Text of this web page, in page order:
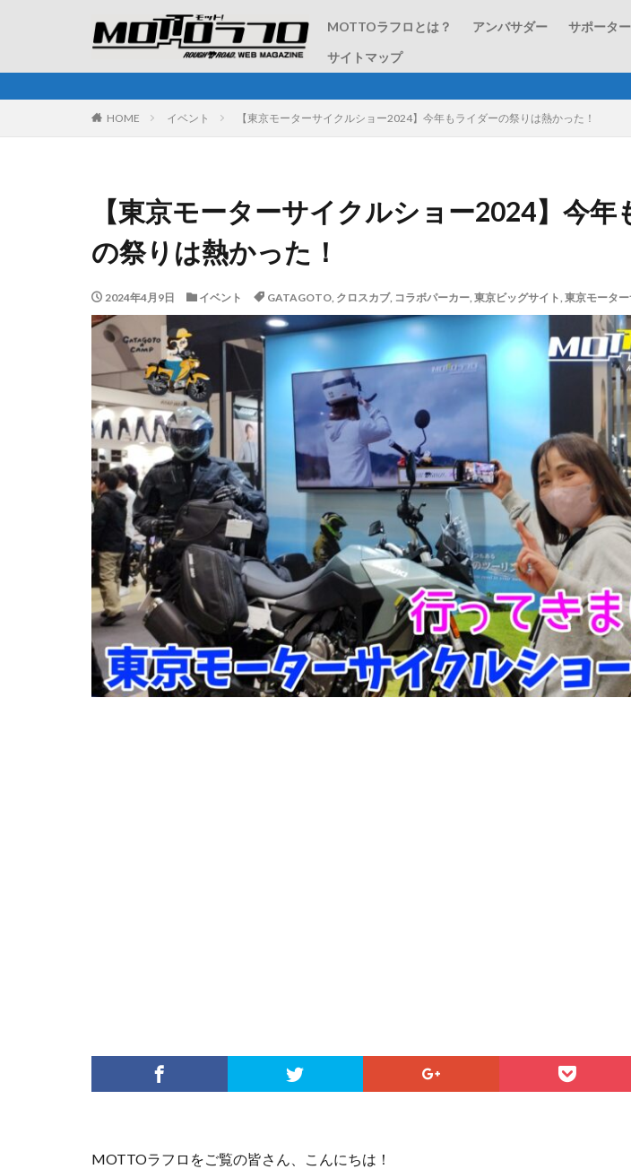
MOTTOラフロとは？ アンバサダー サポータ
サイトマップ
HOME イベント 【東京モーターサイクルショー2024】今年もライダーの祭りは熱かった！
【東京モーターサイクルショー2024】今年
の祭りは熱かった！
2024年4月9日 イベント GATAGOTO, クロスカブ, コラボパーカー, 東京ビッグサイト, 東京モータ
MOTTOラフロをご覧の皆さん、こんにちは！